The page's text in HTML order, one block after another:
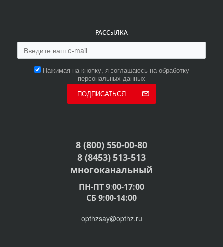
РАССЫЛКА
Нажимая на кнопку, я соглашаюсь на обработку
персональных данных
ПОДПИСАТЬСЯ
8 (800) 550-00-80
8 (8453) 513-513
многоканальный
ПН-ПТ 9:00-17:00
СБ 9:00-14:00
opthzsay@opthz.ru